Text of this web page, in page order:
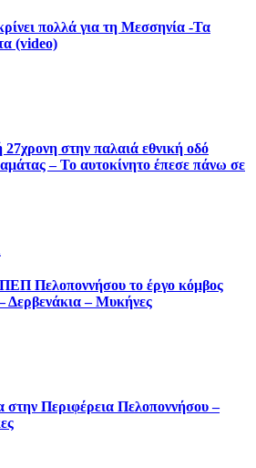
πολλά για τη Μεσσηνία -Τα
(video)
στην παλαιά εθνική οδό
– Το αυτοκίνητο έπεσε πάνω σε
Πελοποννήσου το έργο κόμβος
Δερβενάκια – Μυκήνες
στην Περιφέρεια Πελοποννήσου –